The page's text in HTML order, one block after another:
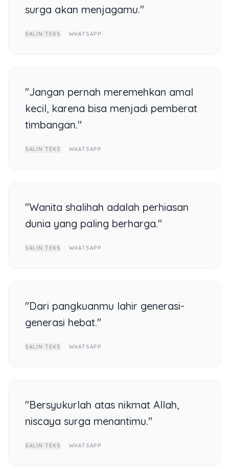
surga akan menjagamu."
SALIN TEKS WHATSAPP
"Jangan pernah meremehkan amal
kecil, karena bisa menjadi pemberat
timbangan."
SALIN TEKS WHATSAPP
"Wanita shalihah adalah perhiasan
dunia yang paling berharga."
SALIN TEKS WHATSAPP
"Dari pangkuanmu lahir generasi-
generasi hebat."
SALIN TEKS WHATSAPP
"Bersyukurlah atas nikmat Allah,
niscaya surga menantimu."
SALIN TEKS WHATSAPP